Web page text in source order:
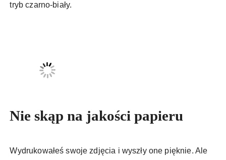
tryb czarno-biały.
Nie skąp na jakości papieru
Wydrukowałeś swoje zdjęcia i wyszły one pięknie. Ale